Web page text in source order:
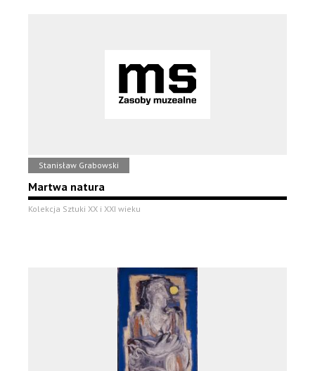
Stanisław Grabowski
Martwa natura
Kolekcja Sztuki XX i XXI wieku